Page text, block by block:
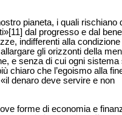
pianeta, i quali rischiano
dal progresso e dal
indifferenti alla condizione
gli orizzonti della
e senza di cui ogni sistema
chiaro che l’egoismo alla
denaro deve servire e non
forme di economia e